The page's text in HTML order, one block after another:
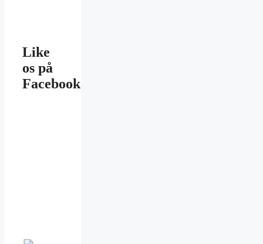
Like
os på
Facebook